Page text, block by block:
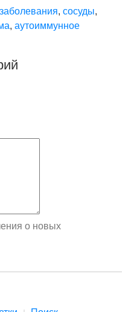
, сосуды,
, аутоиммунное
о новых